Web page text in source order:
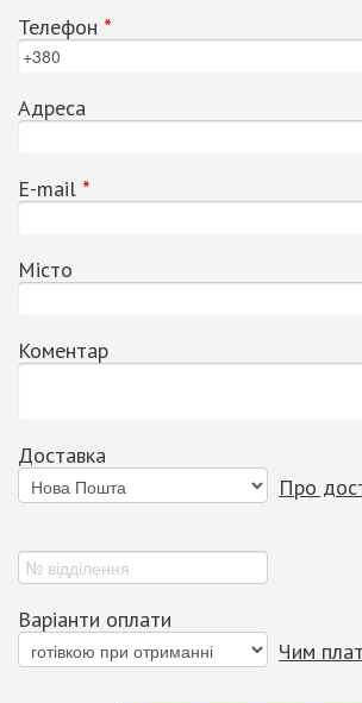
Телефон *
Адреса
Е-mail *
Місто
Коментар
Доставка
Про
Варіанти оплати
Чим